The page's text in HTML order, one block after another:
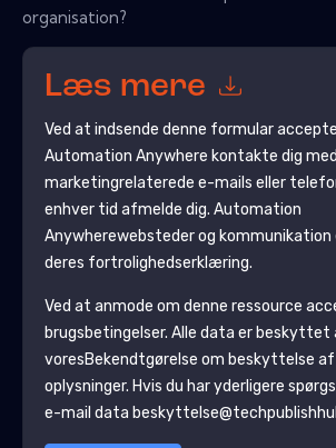
organisation?
Læs mere
Ved at indsende denne formular
Automation Anywhere kontakte dig med
marketingrelaterede e-mails eller
enhver tid afmelde dig. Automation
Anywherewebsteder og kommunikation
deres fortrolighedserklæring.
Ved at anmode om denne ressource
brugsbetingelser. Alle data er beskyttet
voresBekendtgørelse om beskyttelse af
oplysninger. Hvis du har yderligere
e-mail data